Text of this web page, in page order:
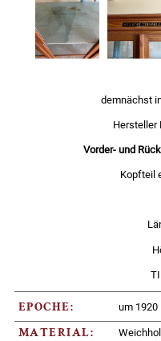
demnächst
Hersteller
Vorder- und
Kopfteil
EPOCHE: um 1920
MATERIAL: